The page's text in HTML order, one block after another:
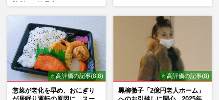
⭐ 高評価の記事(8.8)
惣菜が老化を早め、おにぎり
⭐ 高評価の記事(8)
黒柳徹子「2億円老人ホーム」